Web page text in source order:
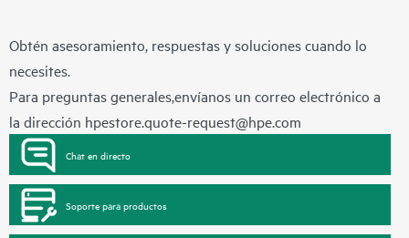
Obtén asesoramiento, respuestas y soluciones cuando lo
necesites.
Para preguntas generales,envíanos un correo electrónico a
la dirección hpestore.quote-request@hpe.com
Chat en directo
Soporte para productos